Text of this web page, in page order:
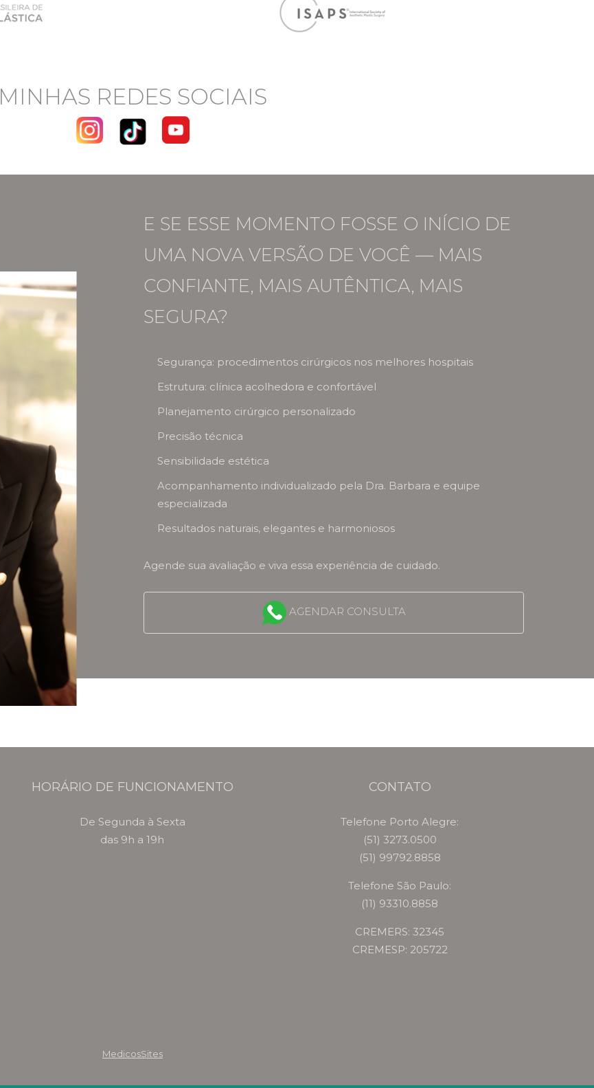
MINHAS REDES SOCIAIS
E SE ESSE MOMENTO FOSSE O INÍCIO DE
UMA NOVA VERSÃO DE VOCÊ — MAIS
CONFIANTE, MAIS AUTÊNTICA, MAIS
SEGURA?
Segurança: procedimentos cirúrgicos nos melhores hospitais
Estrutura: clínica acolhedora e confortável
Planejamento cirúrgico personalizado
Precisão técnica
Sensibilidade estética
Acompanhamento individualizado pela Dra. Barbara e equipe
especializada
Resultados naturais, elegantes e harmoniosos
Agende sua avaliação e viva essa experiência de cuidado.
AGENDAR CONSULTA
HORÁRIO DE FUNCIONAMENTO
De Segunda à Sexta
das 9h a 19h
CONTATO
Telefone Porto Alegre:
(51) 3273.0500
(51) 99792.8858
Telefone São Paulo:
(11) 93310.8858
CREMERS: 32345
CREMESP: 205722
MedicosSites